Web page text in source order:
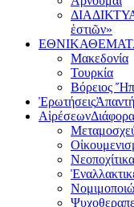
ἑστιῶν»
ΕΘΝΙΚΑ
Μακεδονία
Τουρκία
Βόρειος
Ἐρωτήσεις
ΑἱρέσεωνΔιάφορα
Νεοποχίτικα